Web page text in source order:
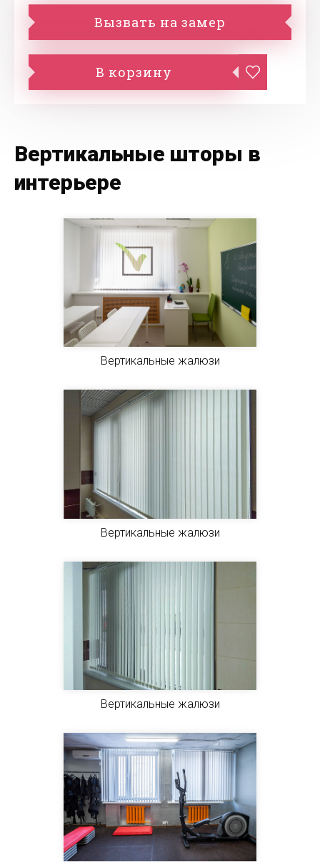
Вызвать на замер
В корзину
Вертикальные шторы в
интерьере
Вертикальные жалюзи
Вертикальные жалюзи
Вертикальные жалюзи